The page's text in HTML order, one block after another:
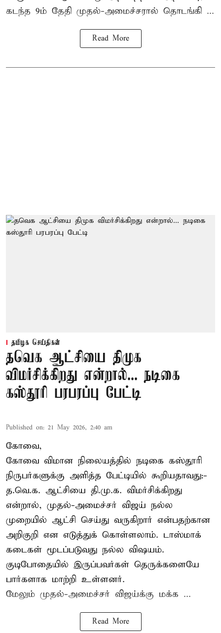
கடந்த 9ம் தேதி முதல்-அமைச்சரால் தொடங்கி ...
Read More
தமிழக செய்திகள்
தவெக ஆட்சியை திமுக
விமர்சிக்கிறது என்றால்... நடிகை
கஸ்தூரி பரபரப்பு பேட்டி
Published on: 21 May 2026, 2:40 am
கோவை,
கோவை விமான நிலையத்தில் நடிகை கஸ்தூரி
நிருபர்களுக்கு அளித்த பேட்டியில் கூறியதாவது:-
த.வெ.க. ஆட்சியை தி.மு.க. விமர்சிக்கிறது
என்றால், முதல்-அமைச்சர் விஜய் நல்ல
முறையில் ஆட்சி செய்து வருகிறார் என்பதற்கான
அறிகுறி என எடுத்துக் கொள்ளலாம். டாஸ்மாக்
கடைகள் மூடப்படுவது நல்ல விஷயம்.
குடிபோதையில் இருப்பவர்கள் தெருக்களையே
பார்களாக மாற்றி உள்ளனர்.
மேலும் முதல்-அமைச்சர் விஜய்க்கு மக்க ...
Read More